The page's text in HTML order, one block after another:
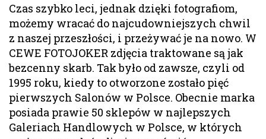
Czas szybko leci, jednak dzięki fotografiom,
możemy wracać do najcudowniejszych chwil
z naszej przeszłości, i przeżywać je na nowo. W
CEWE FOTOJOKER zdjęcia traktowane są jak
bezcenny skarb. Tak było od zawsze, czyli od
1995 roku, kiedy to otworzone zostało pięć
pierwszych Salonów w Polsce. Obecnie marka
posiada prawie 50 sklepów w najlepszych
Galeriach Handlowych w Polsce, w których